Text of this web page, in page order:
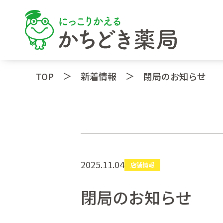
TOP ＞ 新着情報 ＞ 閉局のお知らせ
2025.11.04 店舗情報
閉局のお知らせ